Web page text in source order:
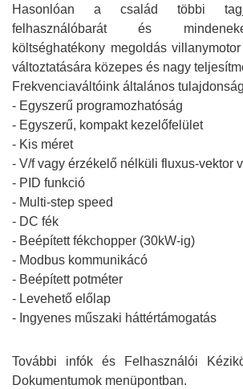
Hasonlóan a család többi
felhasználóbarát és
költséghatékony megoldás
változtatására közepes és nagy
Frekvenciaváltóink általános
- Egyszerű programozhatóság
- Egyszerű, kompakt kezelőfelület
- Kis méret
- V/f vagy érzékelő nélküli fluxus-vektor
- PID funkció
- Multi-step speed
- DC fék
- Beépített fékchopper (30kW-ig)
- Modbus kommunikácó
- Beépített potméter
- Levehető előlap
- Ingyenes műszaki háttértámogatás
További infók és Felhasználói
Dokumentumok menüpontban.